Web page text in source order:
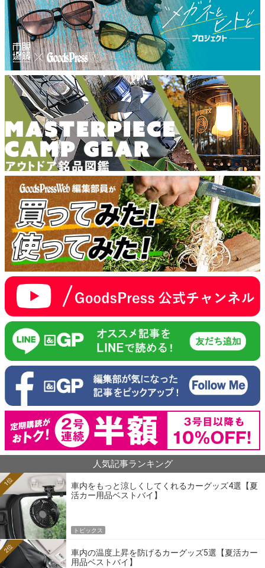
人気記事ランキング
車内をもっと涼しくしてくれるカーグッズ4選【夏
活カー用品ベストバイ】
1位
トピックス
車内の温度上昇を防げるカーグッズ5選【夏活カー
用品ベストバイ】
2位